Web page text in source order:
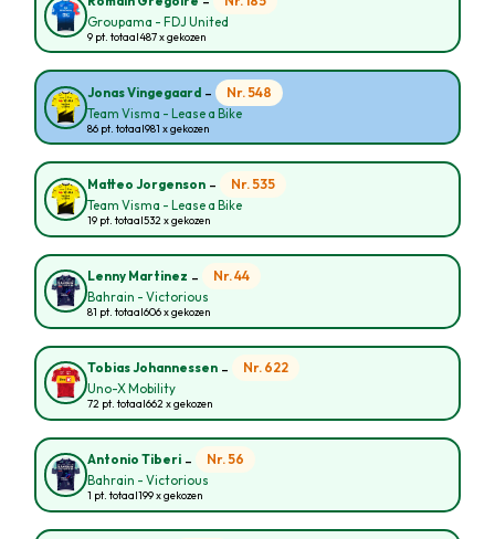
Groupama - FDJ United
9 pt. totaal487 x gekozen
Jonas Vingegaard - Nr. 548
Team Visma - Lease a Bike
86 pt. totaal981 x gekozen
Matteo Jorgenson - Nr. 535
Team Visma - Lease a Bike
19 pt. totaal532 x gekozen
Lenny Martinez - Nr. 44
Bahrain - Victorious
81 pt. totaal606 x gekozen
Tobias Johannessen - Nr. 622
Uno-X Mobility
72 pt. totaal662 x gekozen
Antonio Tiberi - Nr. 56
Bahrain - Victorious
1 pt. totaal199 x gekozen